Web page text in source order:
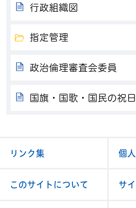
行政組織図
指定管理
政治倫理審査会委員
国旗・国歌・国民の祝日
リンク集 個
このサイトについて サ